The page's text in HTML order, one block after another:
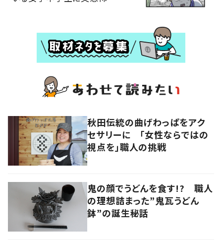
秋田伝統の曲げわっぱをアク
セサリーに 「女性ならではの
視点を」職人の挑戦
鬼の顔でうどんを食す!? 職人
の理想詰まった”鬼瓦うどん
鉢”の誕生秘話